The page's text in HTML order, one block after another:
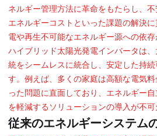
ネルギー管理方法に革命をもたらし、
エネルギーコストといった課題の解決
電や再生不可能なエネルギー源への依存
ハイブリッド太陽光発電インバータは
統をシームレスに統合し、安定した持
す。例えば、多くの家庭は高額な電気
った問題に直面しており、エネルギー
を軽減するソリューションの導入が不可
従来のエネルギーシステム